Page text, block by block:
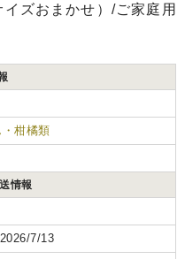
ズおまかせ）/ご家庭用
柑橘類
情報
7/13